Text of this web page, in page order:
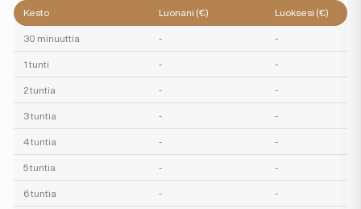
Kesto Luonani (€) Luoksesi (€)
30 minuuttia - -
1 tunti - -
2 tuntia - -
3 tuntia - -
4 tuntia - -
5 tuntia - -
6 tuntia - -